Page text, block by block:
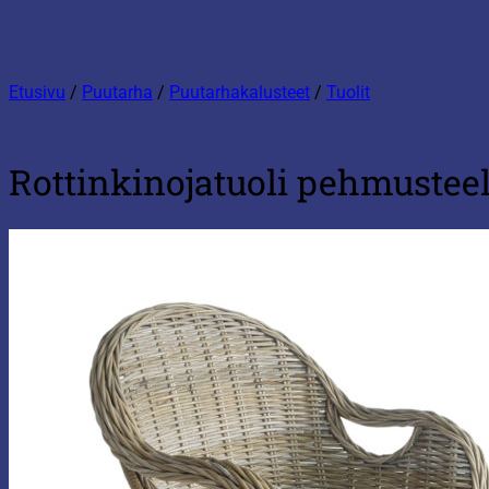
Etusivu / Puutarha / Puutarhakalusteet / Tuolit
Rottinkinojatuoli